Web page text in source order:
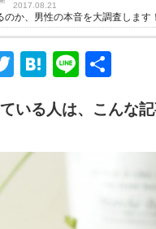
2017.08.21
か、男性の本音を大調査します！
Twitter
Hatena
Line
いる人は、こんな